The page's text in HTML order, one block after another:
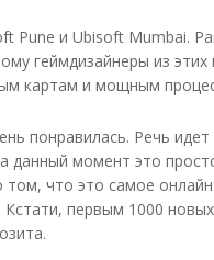
Pune и Ubisoft Mumbai.
геймдизайнеры из
картам и мощным
понравилась. Речь
данный момент это
что это самое
. Кстати, первым 1000